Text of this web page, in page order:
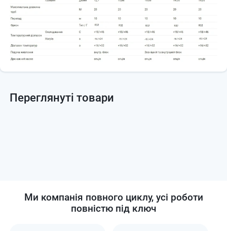
Переглянуті товари
Ми компанія повного циклу, усі роботи
повністю під ключ